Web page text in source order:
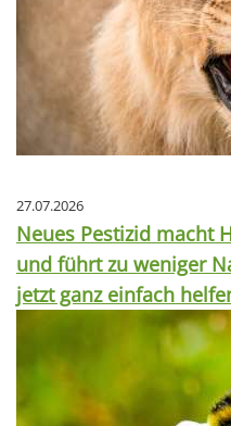
27.07.2026
Neues Pestizid macht
und führt zu weniger
jetzt ganz einfach